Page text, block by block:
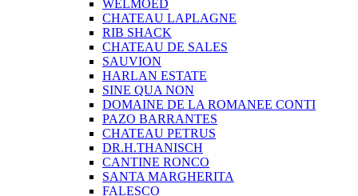
WELMOED
CHATEAU LAPLAGNE
RIB SHACK
CHATEAU DE SALES
SAUVION
HARLAN ESTATE
SINE QUA NON
DOMAINE DE LA ROMANEE CONTI
PAZO BARRANTES
CHATEAU PETRUS
DR.H.THANISCH
CANTINE RONCO
SANTA MARGHERITA
FALESCO